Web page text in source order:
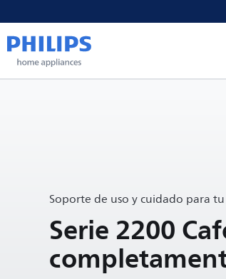
Soporte de uso y cuidado para
Serie 2200